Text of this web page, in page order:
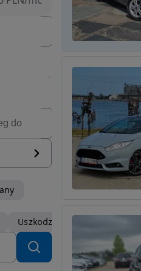
Uszkodzony